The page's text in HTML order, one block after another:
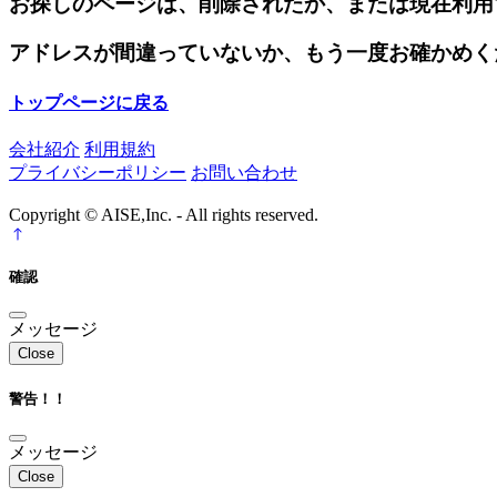
アドレスが間違っていないか、もう一度お確かめ
トップページに戻る
会社紹介 利用規約
プライバシーポリシー お問い合わせ
Copyright © AISE,Inc. - All rights reserved.
確認
メッセージ
Close
警告！！
メッセージ
Close